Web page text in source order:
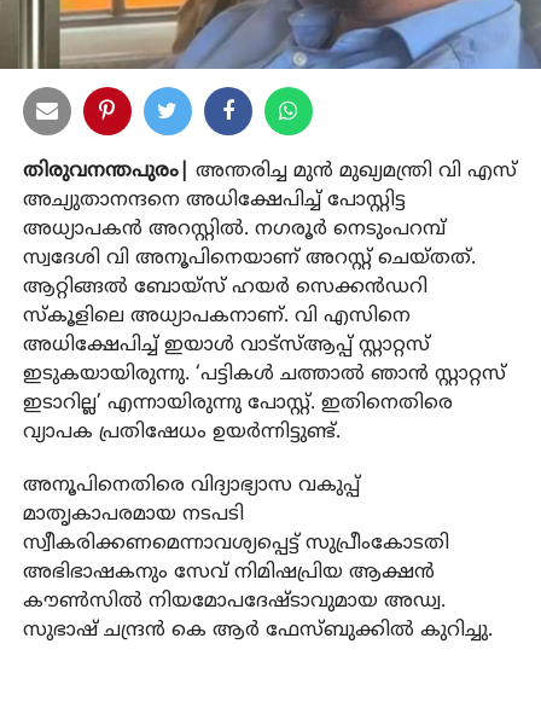
തിരുവനന്തപുരം|
അന്തരിച്ച മുന്‍ മുഖ്യമന്ത്രി വി എസ്
അച്യുതാനന്ദനെ അധിക്ഷേപിച്ച് പോസ്റ്റിട്ട
അധ്യാപകന്‍ അറസ്റ്റില്‍. നഗരൂര്‍ നെടുംപറമ്പ്
സ്വദേശി വി അനൂപിനെയാണ് അറസ്റ്റ് ചെയ്തത്.
ആറ്റിങ്ങല്‍ ബോയ്‌സ് ഹയര്‍ സെക്കന്‍ഡറി
സ്‌കൂളിലെ അധ്യാപകനാണ്. വി എസിനെ
അധിക്ഷേപിച്ച് ഇയാള്‍ വാട്‌സ്ആപ്പ് സ്റ്റാറ്റസ്
ഇടുകയായിരുന്നു. ‘പട്ടികള്‍ ചത്താല്‍ ഞാന്‍ സ്റ്റാറ്റസ്
ഇടാറില്ല’ എന്നായിരുന്നു പോസ്റ്റ്. ഇതിനെതിരെ
വ്യാപക പ്രതിഷേധം ഉയര്‍ന്നിട്ടുണ്ട്.
അനൂപിനെതിരെ വിദ്യാഭ്യാസ വകുപ്പ്
മാതൃകാപരമായ നടപടി
സ്വീകരിക്കണമെന്നാവശ്യപ്പെട്ട് സുപ്രീംകോടതി
അഭിഭാഷകനും സേവ് നിമിഷപ്രിയ ആക്ഷന്‍
കൗണ്‍സില്‍ നിയമോപദേഷ്ടാവുമായ അഡ്വ.
സുഭാഷ് ചന്ദ്രന്‍ കെ ആര്‍ ഫേസ്ബുക്കില്‍ കുറിച്ചു.